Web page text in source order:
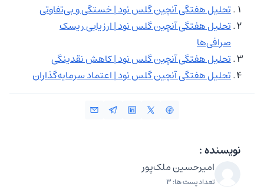
تحلیل هفتگی آنچین گلس نود | خستگی و بی‌تفاوتی
تحلیل هفتگی آنچین گلس نود | ارزیابی ریسک
صرافی‌ها
تحلیل هفتگی آنچین گلس نود | کاهش نقدینگی
تحلیل هفتگی آنچین گلس نود | اعتماد سرمایه‌گذاران
نویسنده :
امیرحسین ملک‌پور
تعداد پست ها: 3